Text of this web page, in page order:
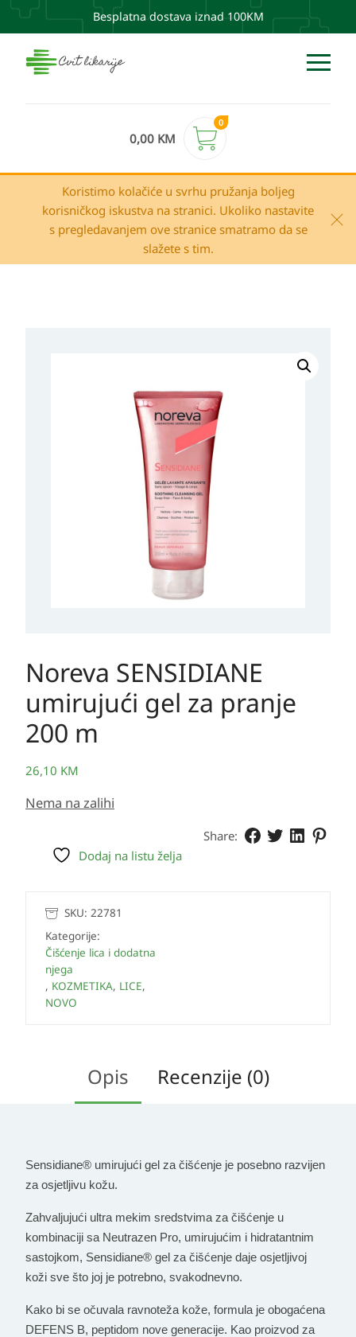
Besplatna dostava iznad 100KM
0,00 KM
0
Koristimo kolačiće u svrhu pružanja boljeg
korisničkog iskustva na stranici. Ukoliko nastavite
s pregledavanjem ove stranice smatramo da se
slažete s tim.
Noreva SENSIDIANE
umirujući gel za pranje
200 m
26,10 KM
Nema na zalihi
Share:
Dodaj na listu želja
SKU: 22781
Kategorije:
Čišćenje lica i dodatna
njega
, KOZMETIKA, LICE,
NOVO
Opis Recenzije (0)
Sensidiane® umirujući gel za čišćenje je posebno razvijen
za osjetljivu kožu.
Zahvaljujući ultra mekim sredstvima za čišćenje u
kombinaciji sa Neutrazen Pro, umirujućim i hidratantnim
sastojkom, Sensidiane® gel za čišćenje daje osjetljivoj
koži sve što joj je potrebno, svakodnevno.
Kako bi se očuvala ravnoteža kože, formula je obogaćena
DEFENS B, peptidom nove generacije. Kao proizvod za